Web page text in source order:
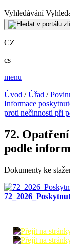
Vyhledávání
CZ
cs
menu
Úvod /Úřad /
Informace
proti nečinnosti při
72.
podle
Dokumenty ke